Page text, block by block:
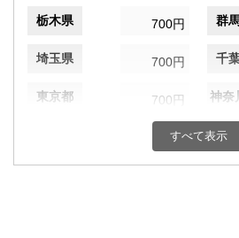
栃木県 700円 群
埼玉県 700円 千
東京都 700円 神奈
700円 富山
すべて表示